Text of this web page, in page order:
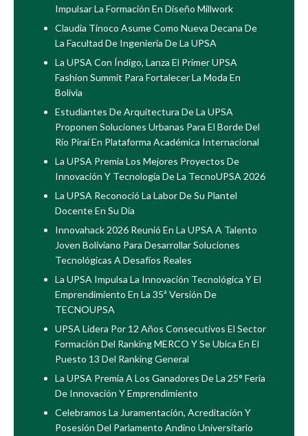
Impulsar La Formación En Diseño Millwork
Claudia Tinoco Asume Como Nueva Decana De
La Facultad De Ingeniería De La UPSA
La UPSA Con Índigo, Lanza El Primer UPSA
Fashion Summit Para Fortalecer La Moda En
Bolivia
Estudiantes De Arquitectura De La UPSA
Proponen Soluciones Urbanas Para El Borde Del
Río Piraí En Plataforma Académica Internacional
La UPSA Premia Los Mejores Proyectos De
Innovación Y Tecnología De La TecnoUPSA 2026
La UPSA Reconoció La Labor De Su Plantel
Docente En Su Día
Innovahack 2026 Reunió En La UPSA A Talento
Joven Boliviano Para Desarrollar Soluciones
Tecnológicas A Desafíos Reales
La UPSA Impulsa La Innovación Tecnológica Y El
Emprendimiento En La 35ª Versión De
TECNOUPSA
UPSA Lidera Por 12 Años Consecutivos El Sector
Formación Del Ranking MERCO Y Se Ubica En El
Puesto 13 Del Ranking General
La UPSA Premia A Los Ganadores De La 25° Feria
De Innovación Y Emprendimiento
Celebramos La Juramentación, Acreditación Y
Posesión Del Parlamento Andino Universitario